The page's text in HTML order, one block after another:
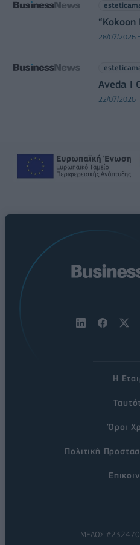
28/07/2026
Aveda I
22/07/2026
Η
Όροι
Πολιτική
ΜΕΛΟΣ